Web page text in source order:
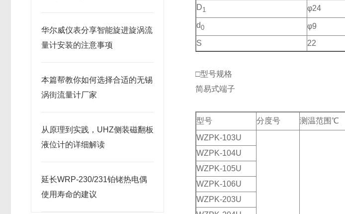
华尔威仪表分享智能旋进旋涡流
量计安装的注意事项
本篇帮教你如何选择合适的无锡
涡街流量计厂家
从原理到实践，UHZ侧装磁翻板
液位计的详细解读
延长WRP-230/231铂铑热电偶
使用寿命的建议
D1 φ24
d0 φ9
S
22
□型号规格
简易式端子
型号 分度号 测温范围℃
WZPK-103U
WZPK-104U
WZPK-105U
WZPK-106U
WZPK-203U